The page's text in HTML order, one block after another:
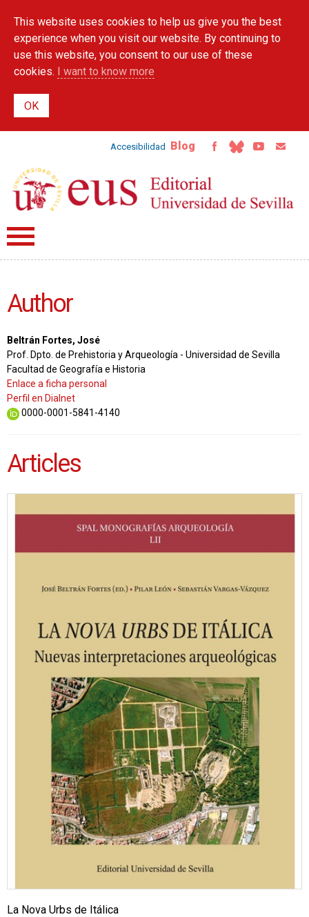
main
content
This website uses cookies to help us give you the best
experience when you visit our website. By continuing to
use this website, you consent to our use of these
cookies. I want to know more
Accesibilidad Blog
Author
Beltrán Fortes, José
Prof. Dpto. de Prehistoria y Arqueología - Universidad de Sevilla
Facultad de Geografía e Historia
Enlace a ficha personal
Perfil en Dialnet
0000-0001-5841-4140
Articles
La Nova Urbs de Itálica